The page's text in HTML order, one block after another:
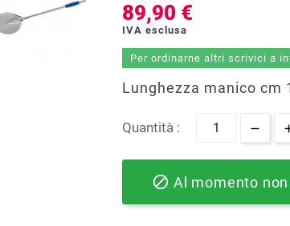
89,90 €
IVA esclusa
Per ordinarne altri scrivici a
Lunghezza manico cm
Quantità :
 Al momento